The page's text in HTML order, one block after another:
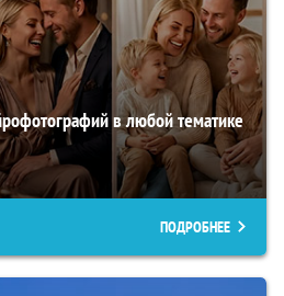
в любой тематике
ПОДРОБНЕЕ